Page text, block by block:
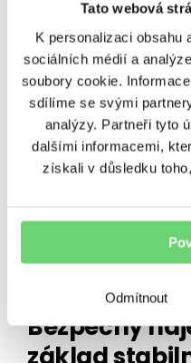
Tato webová
K personalizaci
sociálních médií a
soubory cookie.
sdílíme se svými
analýzy. Partneři tyto
dalšími informacemi,
získali v důsledku
Odmítnout
Sbírám Pokémon
proč do nich teď
nebo třeba Bulbasaur
po celém světě. Jenže
27. 7. 2026 •6 minut
NEZAŘAZENÉ
Bezpečný
základ